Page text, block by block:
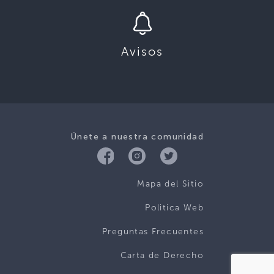
Avisos
Únete a nuestra comunidad
Mapa del Sitio
Politica Web
Preguntas Frecuentes
Carta de Derecho